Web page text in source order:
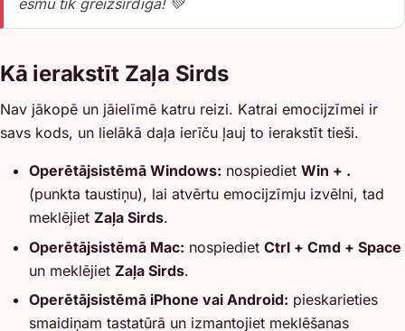
esmu tik greizsirdīga! 💚
Kā ierakstīt Zaļa Sirds
Nav jākopē un jāielīmē katru reizi. Katrai emocijzīmei ir
savs kods, un lielākā daļa ierīču ļauj to ierakstīt tieši.
Operētājsistēmā Windows: nospiediet Win + .
(punkta taustiņu), lai atvērtu emocijzīmju izvēlni, tad
meklējiet Zaļa Sirds.
Operētājsistēmā Mac: nospiediet Ctrl + Cmd + Space
un meklējiet Zaļa Sirds.
Operētājsistēmā iPhone vai Android: pieskarieties
smaidiņam tastatūrā un izmantojiet meklēšanas